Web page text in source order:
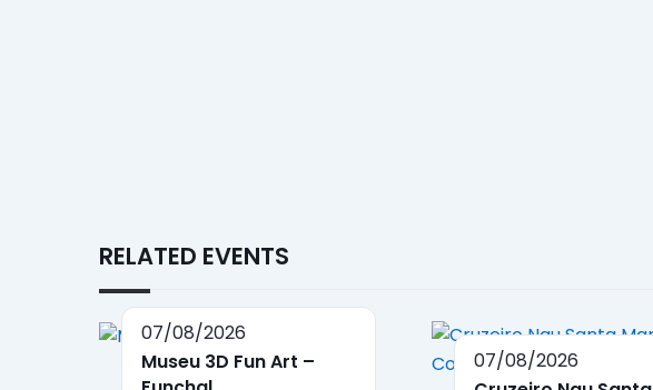
RELATED EVENTS
07/08/2026
Museu 3D Fun Art –
07/08/2026